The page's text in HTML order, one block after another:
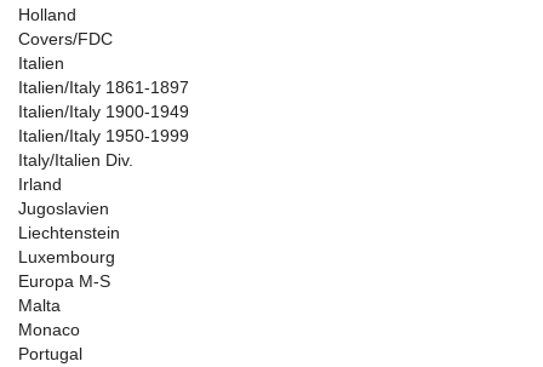
Holland
Covers/FDC
Italien
Italien/Italy 1861-1897
Italien/Italy 1900-1949
Italien/Italy 1950-1999
Italy/Italien Div.
Irland
Jugoslavien
Liechtenstein
Luxembourg
Europa M-S
Malta
Monaco
Portugal